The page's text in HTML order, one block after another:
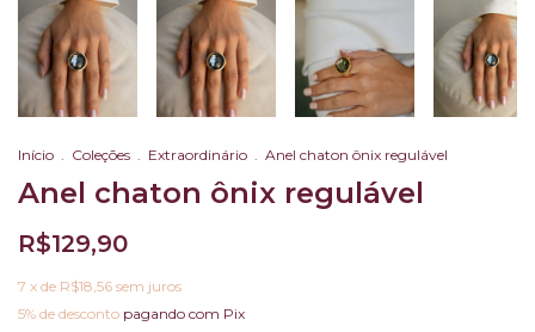
Início Coleções Extraordinário Anel chaton ônix regulável
Anel chaton ônix regulável
R$129,90
7 x de R$18,56 sem juros
5% de desconto pagando com Pix